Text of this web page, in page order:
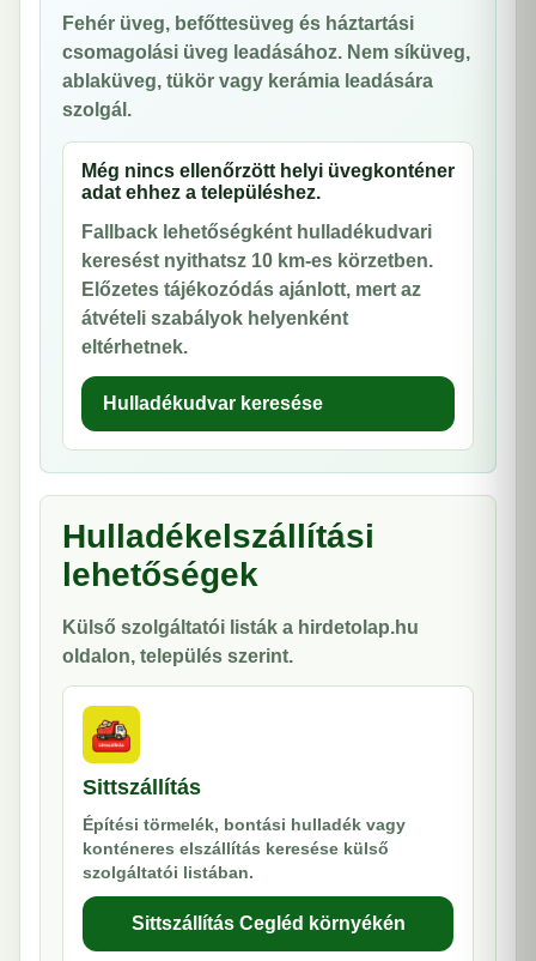
Fehér üveg, befőttesüveg és háztartási
csomagolási üveg leadásához. Nem síküveg,
ablaküveg, tükör vagy kerámia leadására
szolgál.
Még nincs ellenőrzött helyi üvegkonténer
adat ehhez a településhez.
Fallback lehetőségként hulladékudvari
keresést nyithatsz 10 km-es körzetben.
Előzetes tájékozódás ajánlott, mert az
átvételi szabályok helyenként
eltérhetnek.
Hulladékudvar keresése
Hulladékelszállítási
lehetőségek
Külső szolgáltatói listák a hirdetolap.hu
oldalon, település szerint.
Sittszállítás
Építési törmelék, bontási hulladék vagy
konténeres elszállítás keresése külső
szolgáltatói listában.
Sittszállítás Cegléd környékén